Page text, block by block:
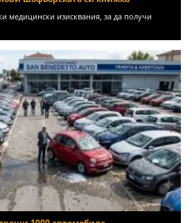
медицински изисквания, за да получи